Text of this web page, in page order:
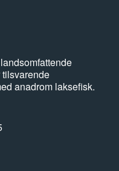
en kvart
anadrom laksefisk.